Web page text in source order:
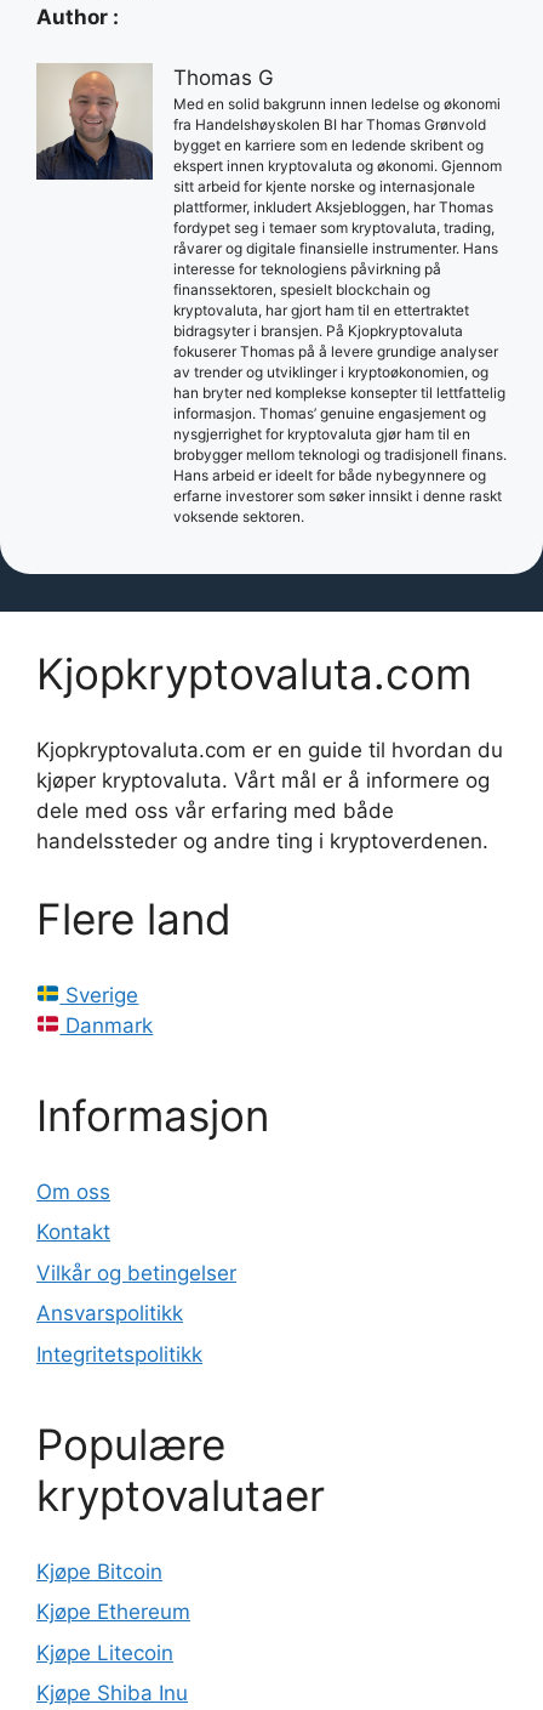
Author :
Thomas G
Med en solid bakgrunn innen ledelse og økonomi
fra Handelshøyskolen BI har Thomas Grønvold
bygget en karriere som en ledende skribent og
ekspert innen kryptovaluta og økonomi. Gjennom
sitt arbeid for kjente norske og internasjonale
plattformer, inkludert Aksjebloggen, har Thomas
fordypet seg i temaer som kryptovaluta, trading,
råvarer og digitale finansielle instrumenter. Hans
interesse for teknologiens påvirkning på
finanssektoren, spesielt blockchain og
kryptovaluta, har gjort ham til en ettertraktet
bidragsyter i bransjen. På Kjopkryptovaluta
fokuserer Thomas på å levere grundige analyser
av trender og utviklinger i kryptoøkonomien, og
han bryter ned komplekse konsepter til lettfattelig
informasjon. Thomas’ genuine engasjement og
nysgjerrighet for kryptovaluta gjør ham til en
brobygger mellom teknologi og tradisjonell finans.
Hans arbeid er ideelt for både nybegynnere og
erfarne investorer som søker innsikt i denne raskt
voksende sektoren.
Kjopkryptovaluta.com
Kjopkryptovaluta.com er en guide til hvordan du
kjøper kryptovaluta. Vårt mål er å informere og
dele med oss ​​vår erfaring med både
handelssteder og andre ting i kryptoverdenen.
Flere land
Sverige
Danmark
Informasjon
Om oss
Kontakt
Vilkår og betingelser
Ansvarspolitikk
Integritetspolitikk
Populære
kryptovalutaer
Kjøpe Bitcoin
Kjøpe Ethereum
Kjøpe Litecoin
Kjøpe Shiba Inu